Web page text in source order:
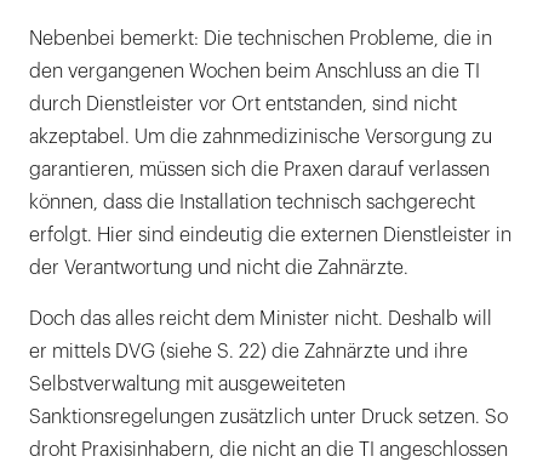
Nebenbei bemerkt: Die technischen Probleme, die in
den vergangenen Wochen beim Anschluss an die TI
durch Dienstleister vor Ort entstanden, sind nicht
akzeptabel. Um die zahnmedizinische Versorgung zu
garantieren, müssen sich die Praxen darauf verlassen
können, dass die Installation technisch sachgerecht
erfolgt. Hier sind eindeutig die externen Dienstleister in
der Verantwortung und nicht die Zahnärzte.
Doch das alles reicht dem Minister nicht. Deshalb will
er mittels DVG (siehe S. 22) die Zahnärzte und ihre
Selbstverwaltung mit ausgeweiteten
Sanktionsregelungen zusätzlich unter Druck setzen. So
droht Praxisinhabern, die nicht an die TI angeschlossen